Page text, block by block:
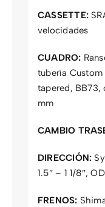
CASSETTE:
velocidades
CUADRO:
tubería
tapered, BB73,
mm
CAMBIO
DIRECCIÓN:
1.5″ – 1 1/8″,
FRENOS: